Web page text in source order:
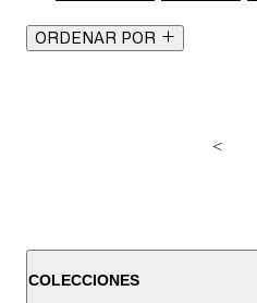
ORDENAR POR
<
COLECCIONES